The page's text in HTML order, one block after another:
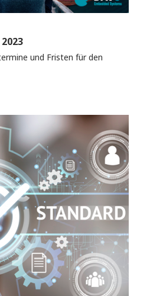
und Fristen für den